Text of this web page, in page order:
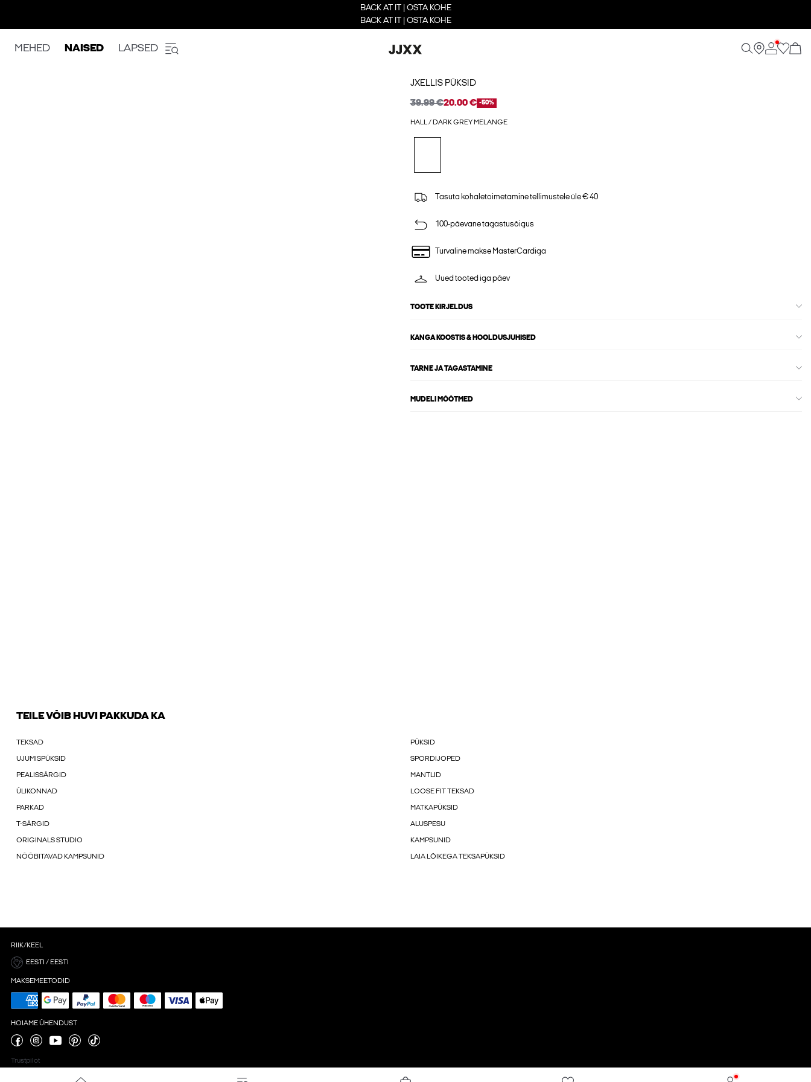
BACK AT IT | OSTA KOHE
BACK AT IT | OSTA KOHE
MEHED NAISED LAPSED
JXELLIS PÜKSID
39.99 €20.00 € -50%
HALL / DARK GREY MELANGE
Tasuta kohaletoimetamine tellimustele üle € 40
100-päevane tagastusõigus
Turvaline makse MasterCardiga
Uued tooted iga päev
TOOTE KIRJELDUS
KANGA KOOSTIS & HOOLDUSJUHISED
TARNE JA TAGASTAMINE
MUDELI MÕÕTMED
TEILE VÕIB HUVI PAKKUDA KA
TEKSAD PÜKSID
UJUMISPÜKSID SPORDIJOPED
PEALISSÄRGID MANTLID
ÜLIKONNAD LOOSE FIT TEKSAD
PARKAD MATKAPÜKSID
T-SÄRGID ALUSPESU
ORIGINALS STUDIO KAMPSUNID
NÖÖBITAVAD KAMPSUNID LAIA LÕIKEGA TEKSAPÜKSID
RIIK/KEEL
EESTI / EESTI
MAKSEMEETODID
HOIAME ÜHENDUST
Trustpilot